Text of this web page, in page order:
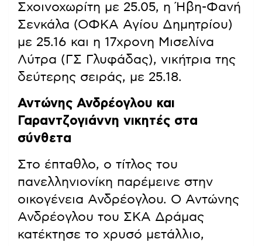
Σχοινοχωρίτη με 25.05, η Ήβη-Φανή
Σενκάλα (ΟΦΚΑ Αγίου Δημητρίου)
με 25.16 και η 17χρονη Μισελίνα
Λύτρα (ΓΣ Γλυφάδας), νικήτρια της
δεύτερης σειράς, με 25.18.
Αντώνης Ανδρέογλου και
Γαραντζογιάννη νικητές στα
σύνθετα
Στο έπταθλο, ο τίτλος του
πανελληνιονίκη παρέμεινε στην
οικογένεια Ανδρέογλου. Ο Αντώνης
Ανδρέογλου του ΣΚΑ Δράμας
κατέκτησε το χρυσό μετάλλιο,